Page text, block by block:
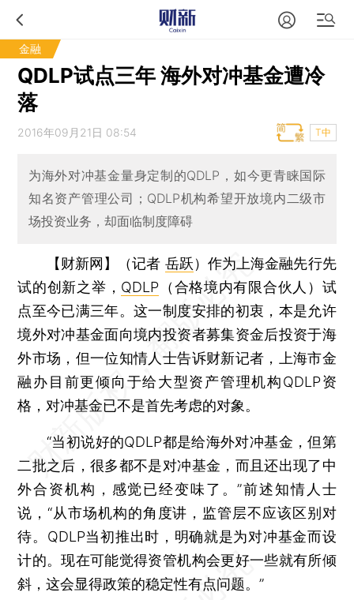
金融
QDLP试点三年 海外对冲基金遭冷
落
2016年09月21日 08:54 T中
为海外对冲基金量身定制的QDLP，如今更青睐国际
知名资产管理公司；QDLP机构希望开放境内二级市
场投资业务，却面临制度障碍
【财新网】（记者 岳跃） 作为上海金融先行先
试的创新之举， QDLP （合格境内有限合伙人）试
点至今已满三年。这一制度安排的初衷，本是允许
境外对冲基金面向境内投资者募集资金后投资于海
外市场，但一位知情人士告诉财新记者，上海市金
融办目前更倾向于给大型资产管理机构QDLP资
格，对冲基金已不是首先考虑的对象。
“当初说好的QDLP都是给海外对冲基金，但第
二批之后，很多都不是对冲基金，而且还出现了中
外合资机构，感觉已经变味了。”前述知情人士
说，“从市场机构的角度讲，监管层不应该区别对
待。QDLP当初推出时，明确就是为对冲基金而设
计的。现在可能觉得资管机构会更好一些就有所倾
斜，这会显得政策的稳定性有点问题。”